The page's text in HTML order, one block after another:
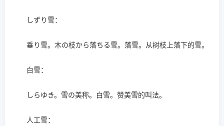
しずり雪：
垂り雪。木の枝から落ちる雪。落雪。从树枝上落下的雪。
白雪：
しらゆき。雪の美称。白雪。赞美雪的叫法。
人工雪：